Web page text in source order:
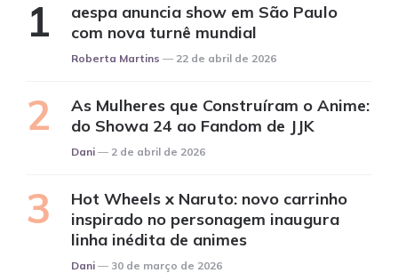
aespa anuncia show em São Paulo
com nova turnê mundial
Posted
Roberta Martins 22 de abril de 2026
As Mulheres que Construíram o Anime:
do Showa 24 ao Fandom de JJK
Posted
Dani 2 de abril de 2026
Hot Wheels x Naruto: novo carrinho
inspirado no personagem inaugura
linha inédita de animes
Posted
Dani 30 de março de 2026